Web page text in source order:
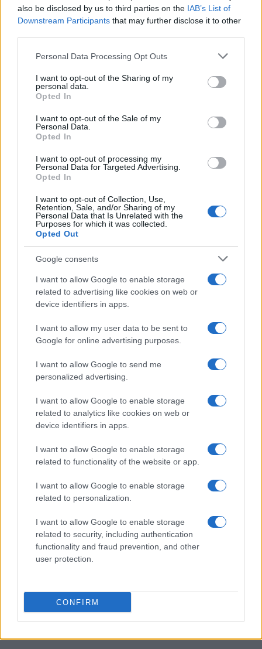
also be disclosed by us to third parties on the IAB’s List of
Downstream Participants that may further disclose it to other
Please note that this website/app uses one or more Google
not limited to your visit or usage behaviour. You may click to
grant or deny consent to Google and its third-party tags to
use your data for below specified purposes in below Google
consent section.
Personal Data Processing Opt Outs
I want to opt-out of the Sharing of my
personal data.
Opted In
I want to opt-out of the Sale of my
Personal Data.
Opted In
I want to opt-out of processing my
Personal Data for Targeted Advertising.
Opted In
I want to opt-out of Collection, Use,
Retention, Sale, and/or Sharing of my
Personal Data that Is Unrelated with the
Purposes for which it was collected.
Opted Out
Google consents
I want to allow Google to enable storage
related to advertising like cookies on web or
device identifiers in apps.
I want to allow my user data to be sent to
Google for online advertising purposes.
I want to allow Google to send me
personalized advertising.
I want to allow Google to enable storage
related to analytics like cookies on web or
device identifiers in apps.
I want to allow Google to enable storage
related to functionality of the website or app.
I want to allow Google to enable storage
related to personalization.
I want to allow Google to enable storage
related to security, including authentication
functionality and fraud prevention, and other
user protection.
CONFIRM
combinano regole simboliche e apprendimento
statistico, con l’obiettivo di ridurre le
allucinazioni e aumentare la controllabilità.
Parallelamente cresceranno gli strumenti per
audit, tracciabilità e misurazione del bias,
componenti che saranno fondamentali per
commerciale e istituzionale. Ma porta con sé
limiti tecnici e implicazioni etiche che
richiedono attenzione, strumenti di controllo e
governance adeguata. Chi la adotta con
umana, trasparenza e monitoraggio — può trarre
grandi vantaggi, limitando al contempo i rischi
più evidenti.
AUTORE
Bianca Magni
un collezionista fiorentino trovato all'Archivio
di Stato per una serie sul Rinascimento
percorsi culturali e note d'archivio. Vive a
Firenze ed è referente per scambi con